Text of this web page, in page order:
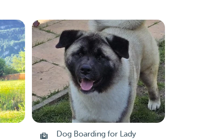
Dog Boarding for Lady